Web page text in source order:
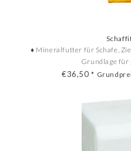
♦ Mineralfutter für Schafe,
Grundlage für
€36,50*